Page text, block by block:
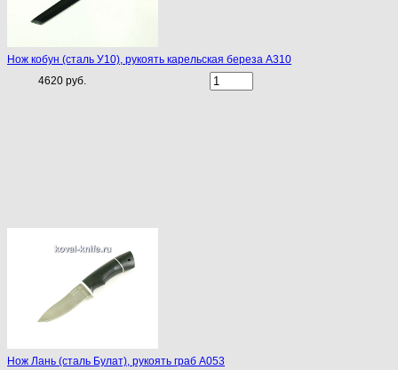
Нож кобун (сталь У10), рукоять карельская береза A310
4620 руб.
Нож Лань (сталь Булат), рукоять граб A053